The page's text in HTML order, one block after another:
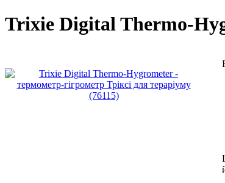
Trixie Digital Thermo-